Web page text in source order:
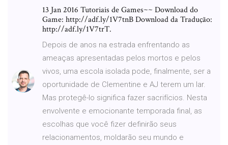
13 Jan 2016 Tutoriais de Games~~ Download do
Game: http://adf.ly/1V7tnB Download da Tradução:
http://adf.ly/1V7trT.
Depois de anos na estrada enfrentando as
ameaças apresentadas pelos mortos e pelos
vivos, uma escola isolada pode, finalmente, ser a
oportunidade de Clementine e AJ terem um lar.
Mas protegê-lo significa fazer sacrifícios. Nesta
envolvente e emocionante temporada final, as
escolhas que você fizer definirão seus
relacionamentos, moldarão seu mundo e